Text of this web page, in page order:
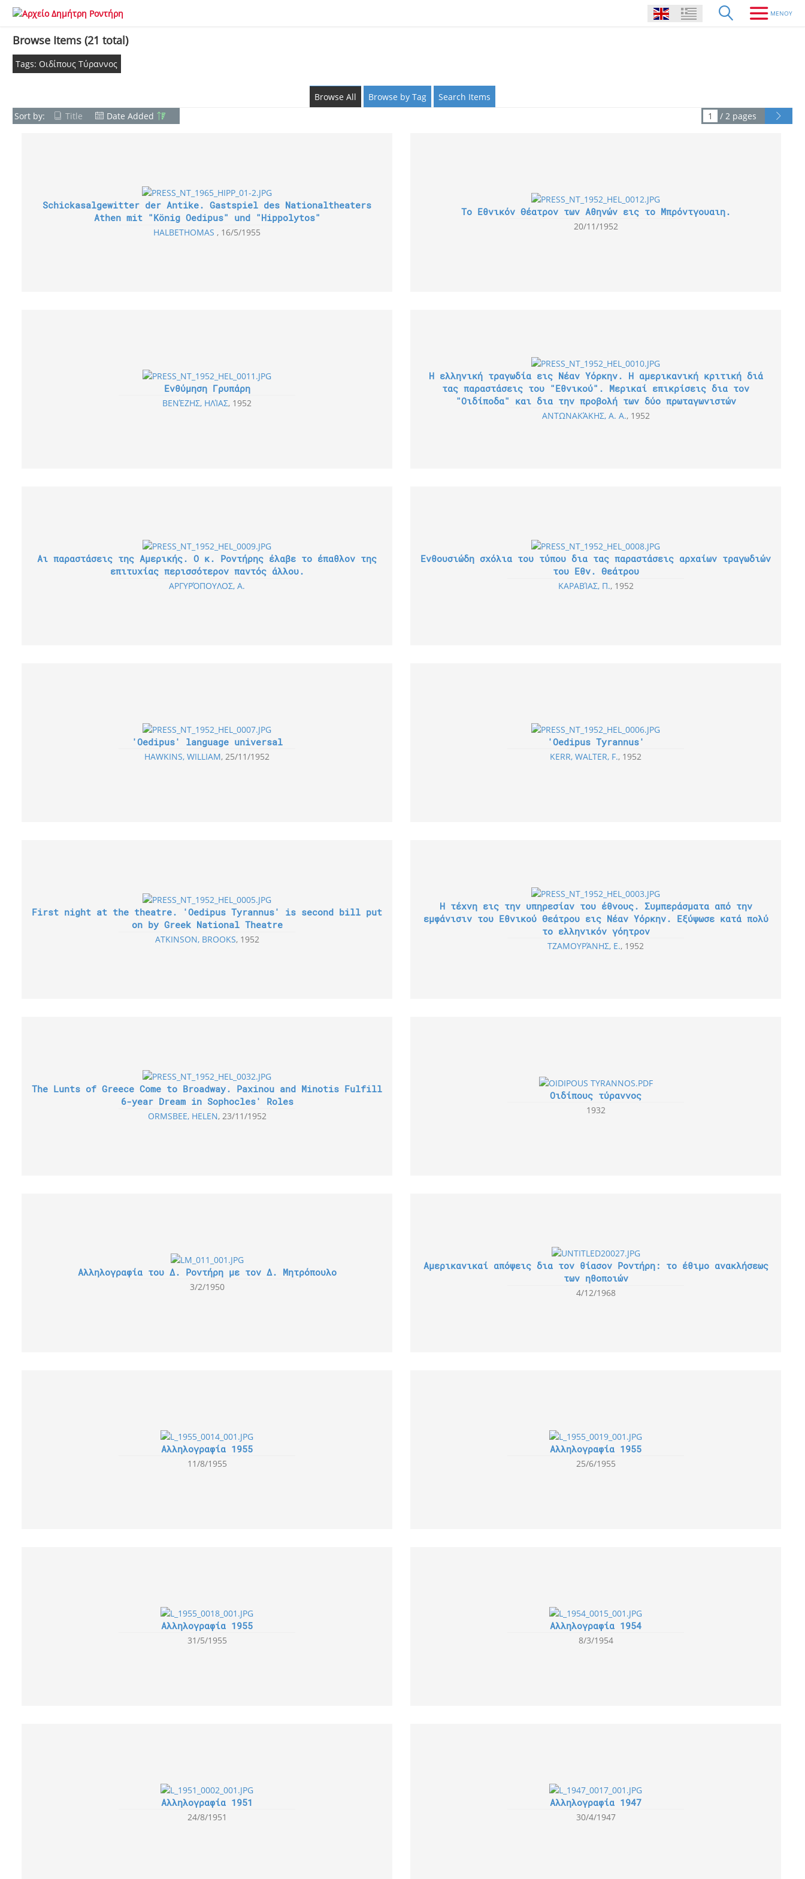
Browse Items (21 total)
Tags: Οιδίπους Τύραννος
Browse All Browse by Tag
Search Items
Sort by:
Title Date Added / 2 pages
Schickasalgewitter der Antike. Gastspiel des Nationaltheaters
Athen mit "König Oedipus" und "Hippolytos"
HALBETHOMAS 16/5/1955
Το Εθνικόν Θέατρον των Αθηνών εις το Μπρόντγουαιη.
20/11/1952
Ενθύμηση Γρυπάρη
ΒΕΝΈΖΗΣ, ΗΛΊΑΣ 1952
Η ελληνική τραγωδία εις Νέαν Υόρκην. Η αμερικανική κριτική διά
τας παραστάσεις του "Εθνικού". Μερικαί επικρίσεις δια τον
"Οιδίποδα" και δια την προβολή των δύο πρωταγωνιστών
ΑΝΤΩΝΑΚΆΚΗΣ, Α. Α. 1952
Αι παραστάσεις της Αμερικής. Ο κ. Ροντήρης έλαβε το έπαθλον της
επιτυχίας περισσότερον παντός άλλου.
ΑΡΓΥΡΌΠΟΥΛΟΣ, Α.
Ενθουσιώδη σχόλια του τύπου δια τας παραστάσεις αρχαίων τραγωδιών
του Εθν. Θεάτρου
ΚΑΡΑΒΊΑΣ, Π. 1952
'Oedipus' language universal
HAWKINS, WILLIAM 25/11/1952
'Oedipus Tyrannus'
KERR, WALTER, F. 1952
First night at the theatre. 'Oedipus Tyrannus' is second bill put
on by Greek National Theatre
ATKINSON, BROOKS 1952
Η τέχνη εις την υπηρεσίαν του έθνους. Συμπεράσματα από την
εμφάνισιν του Εθνικού Θεάτρου εις Νέαν Υόρκην. Εξύψωσε κατά πολύ
το ελληνικόν γόητρον
ΤΖΑΜΟΥΡΆΝΗΣ, Ε. 1952
The Lunts of Greece Come to Broadway. Paxinou and Minotis Fulfill
6-year Dream in Sophocles' Roles
ORMSBEE, HELEN 23/11/1952
Οιδίπους τύραννος
1932
Αλληλογραφία του Δ. Ροντήρη με τον Δ. Μητρόπουλο
3/2/1950
Αμερικανικαί απόψεις δια τον θίασον Ροντήρη: το έθιμο ανακλήσεως
των ηθοποιών
4/12/1968
Αλληλογραφία 1955
11/8/1955
Αλληλογραφία 1955
25/6/1955
Αλληλογραφία 1955
31/5/1955
Αλληλογραφία 1954
8/3/1954
Αλληλογραφία 1951
24/8/1951
Αλληλογραφία 1947
30/4/1947